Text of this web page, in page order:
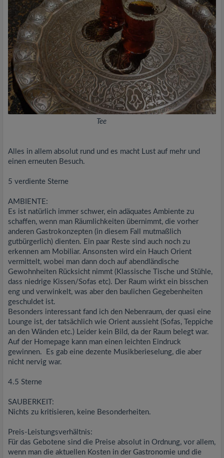
Tee
Alles in allem absolut rund und es macht Lust auf mehr und
einen erneuten Besuch.
5 verdiente Sterne
AMBIENTE:
Es ist natürlich immer schwer, ein adäquates Ambiente zu
schaffen, wenn man Räumlichkeiten übernimmt, die vorher
anderen Gastrokonzepten (in diesem Fall mutmaßlich
gutbürgerlich) dienten. Ein paar Reste sind auch noch zu
erkennen am Mobiliar. Ansonsten wird ein Hauch Orient
vermittelt, wobei man dann doch auf abendländische
Gewohnheiten Rücksicht nimmt (Klassische Tische und Stühle,
dass niedrige Kissen/Sofas etc). Der Raum wirkt ein bisschen
eng und verwinkelt, was aber den baulichen Gegebenheiten
geschuldet ist.
Besonders interessant fand ich den Nebenraum, der quasi eine
Lounge ist, der tatsächlich wie Orient aussieht (Sofas, Teppiche
an den Wänden etc.) Leider kein Bild, da der Raum belegt war.
Auf der Homepage kann man einen leichten Eindruck
gewinnen. Es gab eine dezente Musikberieselung, die aber
nicht nervig war.
4.5 Sterne
SAUBERKEIT:
Nichts zu kritisieren, keine Besonderheiten.
Preis-Leistungsverhältnis:
Für das Gebotene sind die Preise absolut in Ordnung, vor allem,
wenn man die aktuellen Kosten in der Gastronomie und die